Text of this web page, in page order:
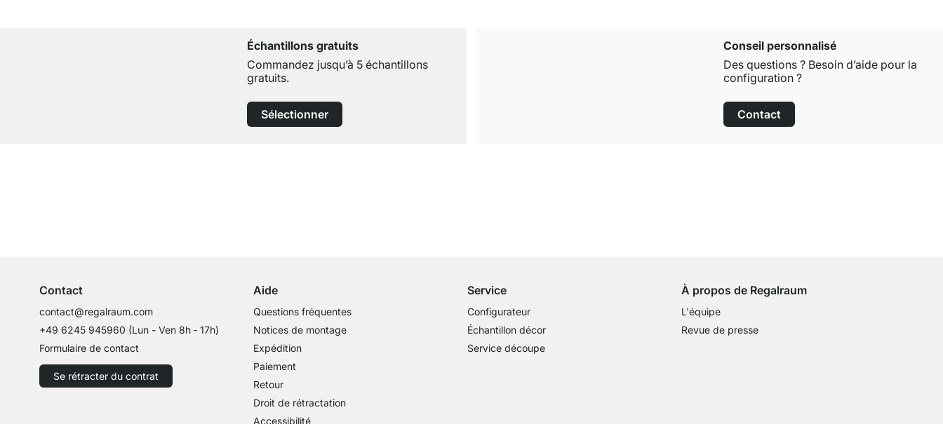
Échantillons gratuits
Commandez jusqu’à 5 échantillons
gratuits.
Sélectionner
Conseil personnalisé
Des questions ? Besoin d’aide pour la
configuration ?
Contact
Contact
contact@regalraum.com
+49 6245 945960 (Lun - Ven 8h ‑ 17h)
Formulaire de contact
Se rétracter du contrat
Aide
Questions fréquentes
Notices de montage
Expédition
Paiement
Retour
Droit de rétractation
Accessibilité
Service
Configurateur
Échantillon décor
Service découpe
À propos de Regalraum
L'équipe
Revue de presse